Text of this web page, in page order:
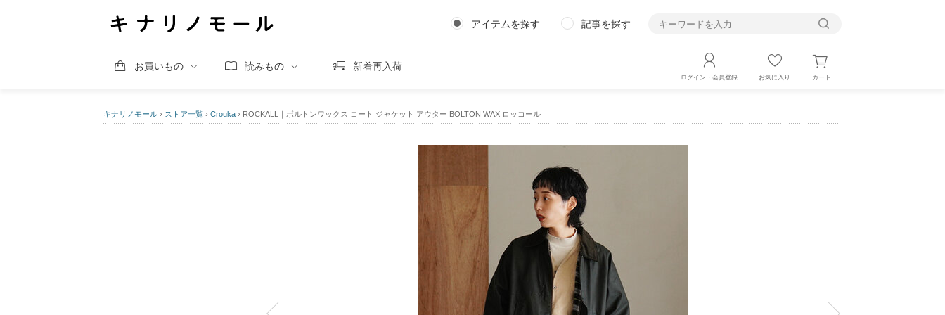
アイテムを探す 記事を探す
お買いもの 読みもの 新着再入荷
ログイン・会員登録 お気に入り カート
キナリノモール › ストア一覧 › Crouka › ROCKALL｜ボルトンワックス コート ジャケット アウター BOLTON WAX ロッコール